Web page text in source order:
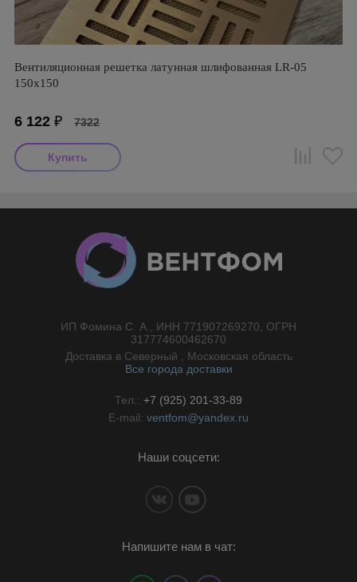
Вентиляционная решетка латунная шлифованная LR-05
150х150
6 122 ₽ 7322
ИП Фомина С. А., ИНН 771907269270, ОГРН
317774600462670
Доставка в Северный , Московская область
Все города доставки
Тел.: +7 (925) 201-33-89
E-mail: ventfom@yandex.ru
Наши соцсети:
Напишите нам в чат: